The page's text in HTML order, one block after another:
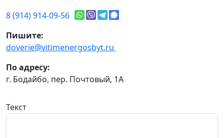
8 (914) 914-09-56
Пишите:
doverie@vitimenergosbyt.ru
По адресу:
г. Бодайбо, пер. Почтовый, 1А
Текст